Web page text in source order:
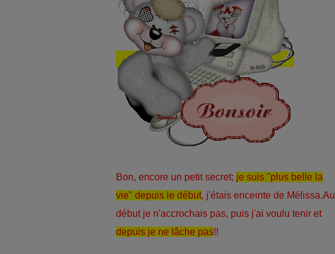
Bon, encore un petit secret; je suis "plus belle la
vie" depuis le début, j'étais enceinte de Mélissa.Au
début je n'accrochais pas, puis j'ai voulu tenir et
depuis je ne lâche pas!!